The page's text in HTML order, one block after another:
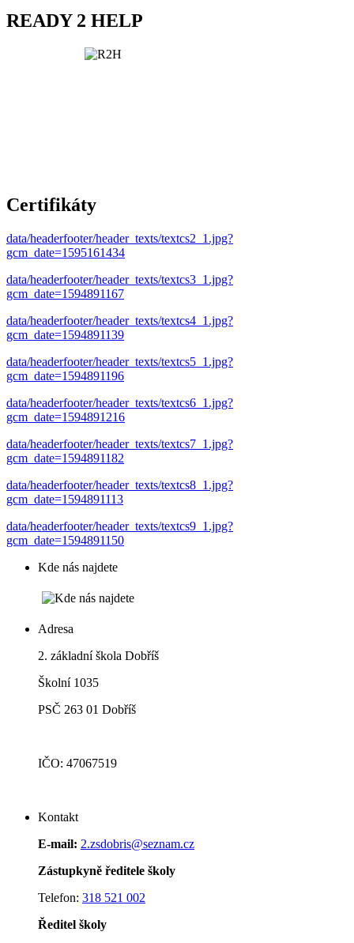
READY 2 HELP
Certifikáty
data/headerfooter/header_texts/textcs2_1.jpg?
gcm_date=1595161434
data/headerfooter/header_texts/textcs3_1.jpg?
gcm_date=1594891167
data/headerfooter/header_texts/textcs4_1.jpg?
gcm_date=1594891139
data/headerfooter/header_texts/textcs5_1.jpg?
gcm_date=1594891196
data/headerfooter/header_texts/textcs6_1.jpg?
gcm_date=1594891216
data/headerfooter/header_texts/textcs7_1.jpg?
gcm_date=1594891182
data/headerfooter/header_texts/textcs8_1.jpg?
gcm_date=1594891113
data/headerfooter/header_texts/textcs9_1.jpg?
gcm_date=1594891150
Kde nás najdete
Adresa
2. základní škola Dobříš
Školní 1035
PSČ 263 01 Dobříš
IČO: 47067519
Kontakt
E-mail: 2.zsdobris@seznam.cz
Zástupkyně ředitele školy
Telefon: 318 521 002
Ředitel školy